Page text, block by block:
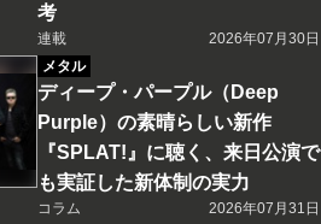
考
連載
2026年07月30日
メタル
ディープ・パープル（Deep
Purple）の素晴らしい新作
『SPLAT!』に聴く、来日公演で
も実証した新体制の実力
コラム
2026年07月31日